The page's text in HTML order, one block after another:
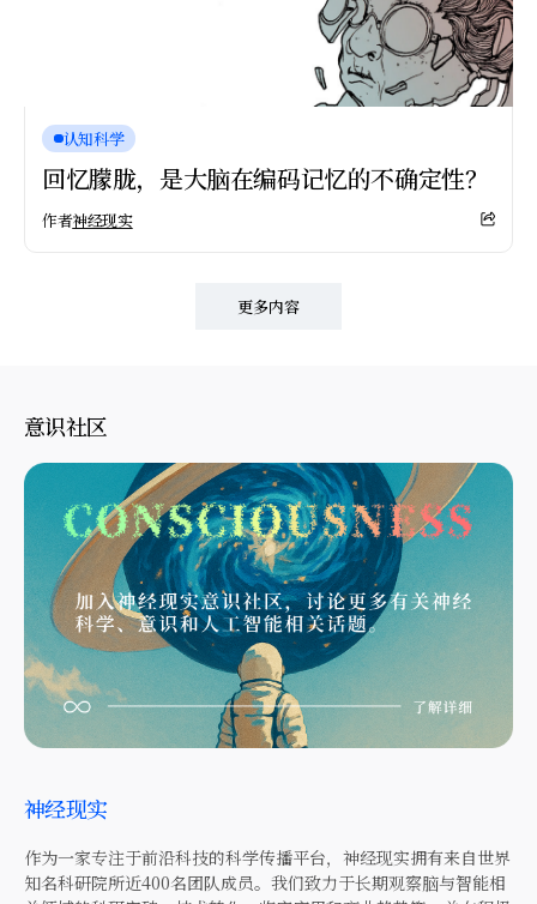
认知科学
回忆朦胧，是大脑在编码记忆的不确定性？
作者神经现实
更多内容
意识社区
神经现实
作为一家专注于前沿科技的科学传播平台，神经现实拥有来自世界
知名科研院所近400名团队成员。我们致力于长期观察脑与智能相